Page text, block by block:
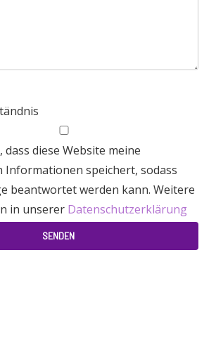
dass diese Website meine
speichert, sodass
beantwortet werden kann. Weitere
in unserer Datenschutzerklärung